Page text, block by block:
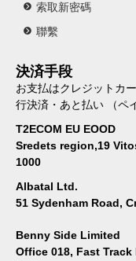
索取新密碼
聯繫
決済手段
お支払はクレジットカ
行決済・あと払い （ペ
T2ECOM EU EOOD
Sredets region,19
1000
Albatal Ltd.
51 Sydenham Road,
Benny Side Limited
Office 018, Fast